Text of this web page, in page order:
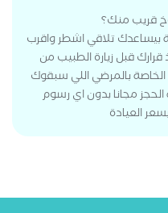
قريب منك؟
بيساعدك تلاقي اشطر واقرب
قبل زيارة الطبيب من
بالمرضي اللي سبقوك
مجانا بدون اي رسوم
العيادة